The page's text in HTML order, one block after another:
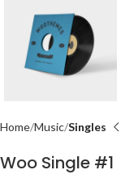
Home Music Singles
Woo Single #1